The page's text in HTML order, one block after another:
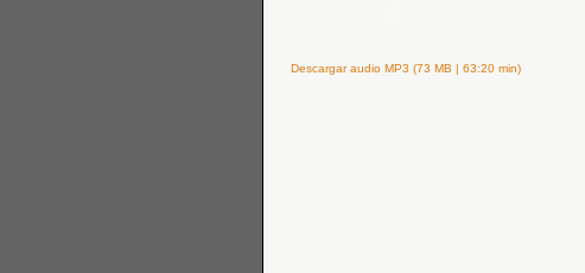
Descargar audio MP3 (73 MB | 63:20 min)